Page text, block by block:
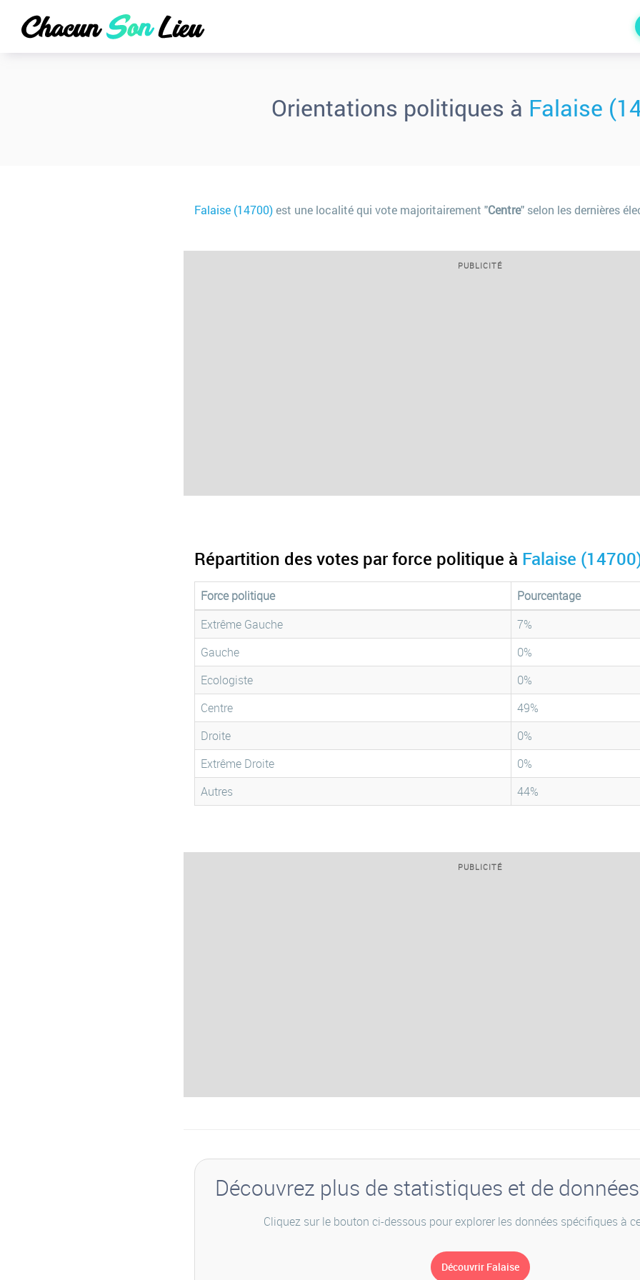
Orientations politiques à Falaise
Falaise (14700)est une localité qui vote majoritairement "Centre" selon les dernières
PUBLICITÉ
Répartition des votes par force politique à Falaise
Force politique
Pourcentage
Extrême Gauche
7%
Gauche
0%
Ecologiste
0%
Centre
49%
Droite
0%
Extrême Droite
0%
Autres
44%
PUBLICITÉ
Découvrez plus de statistiques et de
Cliquez sur le bouton ci-dessous pour explorer les données spécifiques à